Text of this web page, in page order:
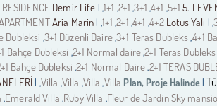
Demir Life | ,1+1 ,2+1 ,3+1 ,4+1 ,5+1 5.
Aria Marin | ,1+1 ,2+1 ,4+1 ,4+2 Lotus Yalı | ,
Dubleksi ,3+1 Düzenli Daire,3+1 Teras Dubleks,4+1
Bahçe Dubleksi ,2+1 Normal daire,2+1 Teras Dubleks
Bahçe Dubleksi ,2+1 Normal Daire,2+1 TERAS
| ,Villa ,Villa ,Villa,Villa Plan, Proje Halinde|
,Emerald Villa ,Ruby Villa ,Fleur de Jardin Sky